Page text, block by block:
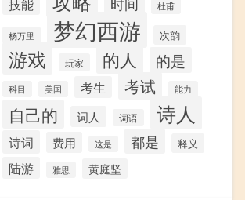
技能 杜甫
杨万里 梦幻西游 次韵
游戏 玩家 的人 的是
科目 美国 考生 考试 能力
自己的 词人 词语 诗人
诗词 费用 这是 都是 释义
陆游 雅思 黄庭坚